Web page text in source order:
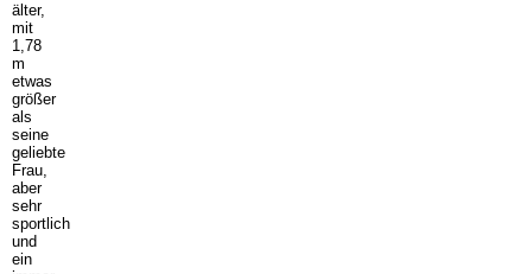
älter,
mit
1,78
m
etwas
größer
als
seine
geliebte
Frau,
aber
sehr
sportlich
und
ein